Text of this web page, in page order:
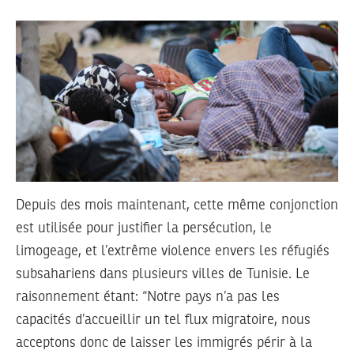
Depuis des mois maintenant, cette même conjonction
est utilisée pour justifier la persécution, le
limogeage, et l’extrême violence envers les réfugiés
subsahariens dans plusieurs villes de Tunisie. Le
raisonnement étant: “Notre pays n’a pas les
capacités d’accueillir un tel flux migratoire, nous
acceptons donc de laisser les immigrés périr à la